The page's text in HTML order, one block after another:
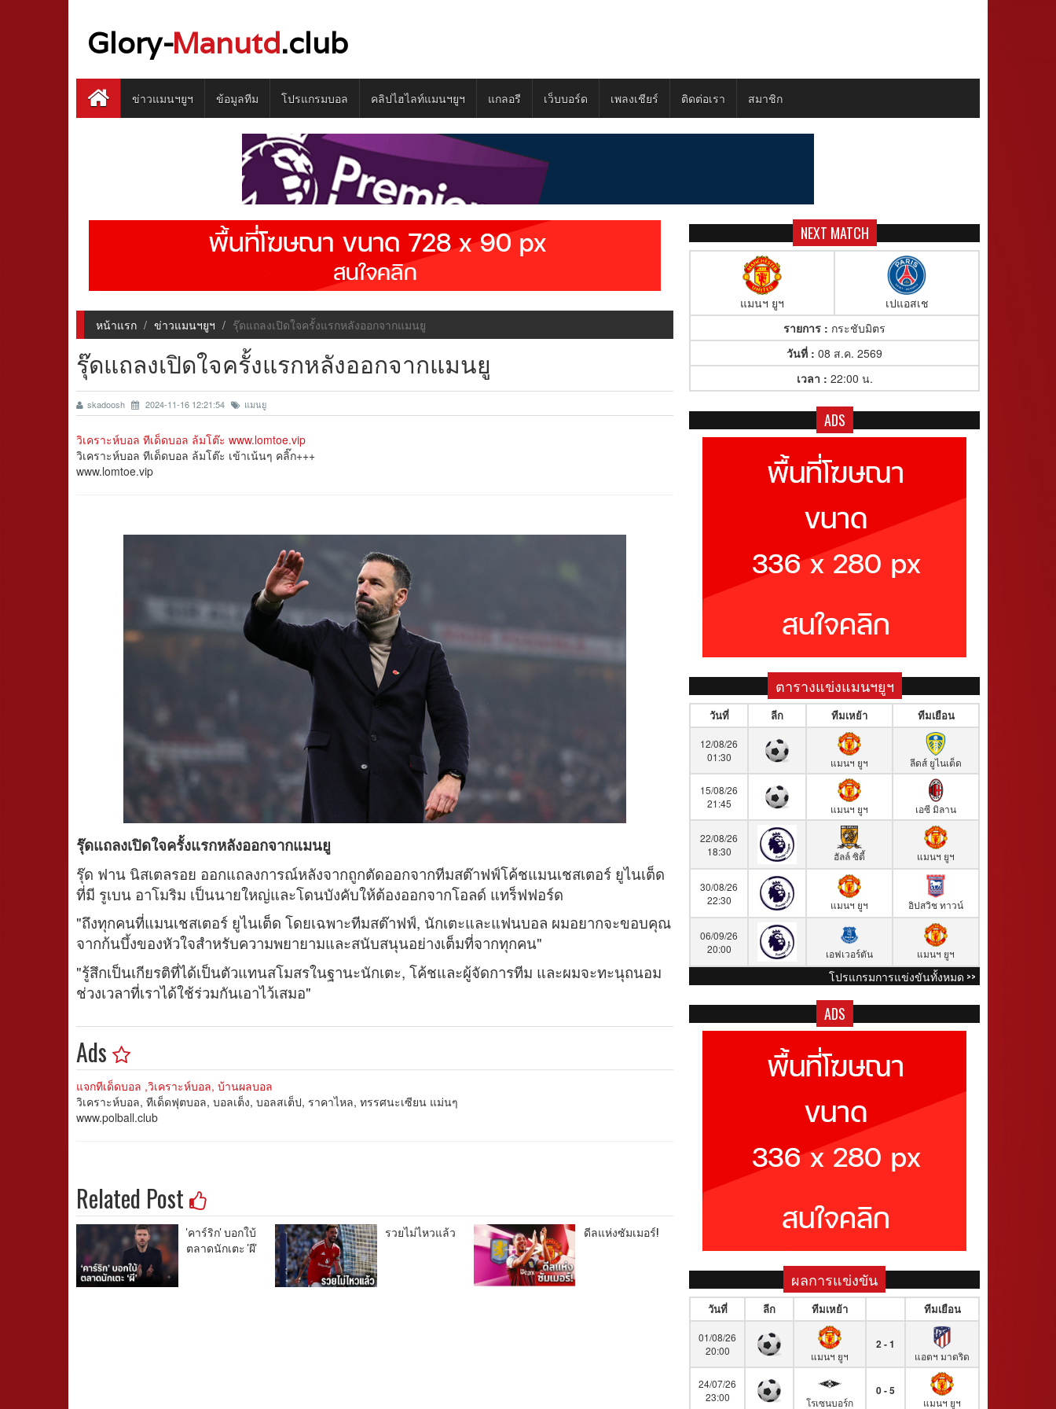
Glory-Manutd.club
ข่าวแมนฯยูฯ ข้อมูลทีม โปรแกรมบอล คลิปไฮไลท์แมนฯยูฯ แกลอรี เว็บบอร์ด เพลงเชียร์ ติดต่อเรา สมาชิก
หน้าแรก ข่าวแมนฯยูฯ รุ๊ดแถลงเปิดใจครั้งแรกหลังออกจากแมนยู
รุ๊ดแถลงเปิดใจครั้งแรกหลังออกจากแมนยู
skadoosh 2024-11-16 12:21:54 แมนยู
วิเคราะห์บอล ทีเด็ดบอล ล้มโต๊ะ www.lomtoe.vip
วิเคราะห์บอล ทีเด็ดบอล ล้มโต๊ะ เข้าเน้นๆ คลิ๊ก+++
www.lomtoe.vip
รุ๊ดแถลงเปิดใจครั้งแรกหลังออกจากแมนยู
รุ๊ด ฟาน นิสเตลรอย ออกแถลงการณ์หลังจากถูกตัดออกจากทีมสต๊าฟฟ์โค้ชแมนเชสเตอร์ ยูไนเต็ด
ที่มี รูเบน อาโมริม เป็นนายใหญ่และโดนบังคับให้ต้องออกจากโอลด์ แทร็ฟฟอร์ด
"ถึงทุกคนที่แมนเชสเตอร์ ยูไนเต็ด โดยเฉพาะทีมสต๊าฟฟ์, นักเตะและแฟนบอล ผมอยากจะขอบคุณ
จากก้นบึ้งของหัวใจสำหรับความพยายามและสนับสนุนอย่างเต็มที่จากทุกคน"
"รู้สึกเป็นเกียรติที่ได้เป็นตัวแทนสโมสรในฐานะนักเตะ, โค้ชและผู้จัดการทีม และผมจะทะนุถนอม
ช่วงเวลาที่เราได้ใช้ร่วมกันเอาไว้เสมอ"
Ads
แจกทีเด็ดบอล ,วิเคราะห์บอล, บ้านผลบอล
วิเคราะห์บอล, ทีเด็ดฟุตบอล, บอลเต็ง, บอลสเต็ป, ราคาไหล, ทรรศนะเซียน แม่นๆ
www.polball.club
Related Post
'คาร์ริก' บอกใบ้
ตลาดนักเตะ 'ผี'
รวยไม่ไหวแล้ว ดีลแห่งซัมเมอร์!
NEXT MATCH
แมนฯ ยูฯ
เปแอสเช
รายการ : กระชับมิตร
วันที่ : 08 ส.ค. 2569
เวลา : 22:00 น.
ADS
ตารางแข่งแมนฯยูฯ
วันที่ ลีก ทีมเหย้า ทีมเยือน
12/08/26
01:30
แมนฯ ยูฯ ลีดส์ ยูไนเต็ด
15/08/26
21:45
แมนฯ ยูฯ เอซี มิลาน
22/08/26
18:30
ฮัลล์ ซิตี้ แมนฯ ยูฯ
30/08/26
22:30
แมนฯ ยูฯ อิปสวิช ทาวน์
06/09/26
20:00
เอฟเวอร์ตัน แมนฯ ยูฯ
โปรแกรมการแข่งขันทั้งหมด >>
ADS
ผลการแข่งขัน
วันที่ ลีก ทีมเหย้า ทีมเยือน
01/08/26
20:00
แมนฯ ยูฯ
2 - 1
แอตฯ มาดริด
24/07/26
23:00
โรเซนบอร์ก
0 - 5
แมนฯ ยูฯ